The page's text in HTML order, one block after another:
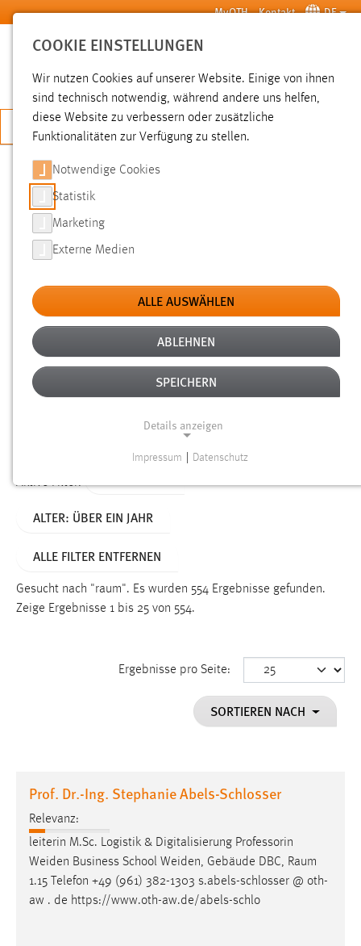
Zum Hauptinhalt springen MyOTH Kontakt DE
SUCHE
JETZT BEWERBEN
SUCHE
FILTER
Typ
Erstellungsdatum
Alter
Aktive Filter:
ALTER: ÜBER EIN JAHR
ALLE FILTER ENTFERNEN
Gesucht nach "raum". Es wurden 554 Ergebnisse gefunden.
Zeige Ergebnisse 1 bis 25 von 554.
Ergebnisse pro Seite:
SORTIEREN NACH
Prof. Dr.-Ing. Stephanie Abels-Schlosser
Relevanz:
leiterin M.Sc. Logistik & Digitalisierung Professorin
Weiden Business School Weiden, Gebäude DBC, Raum
1.15 Telefon +49 (961) 382-1303 s.abels-schlosser @ oth-
aw . de https://www.oth-aw.de/abels-schlo
COOKIE EINSTELLUNGEN
Wir nutzen Cookies auf unserer Website. Einige von ihnen
sind technisch notwendig, während andere uns helfen,
diese Website zu verbessern oder zusätzliche
Funktionalitäten zur Verfügung zu stellen.
Notwendige Cookies
Statistik
Marketing
Externe Medien
ALLE AUSWÄHLEN
ABLEHNEN
SPEICHERN
Details anzeigen
Funktionen und sind für die einwandfreie Funktion der
Name:
Dieser Cookie speichert die ausgewählten Einverständnis-
Performance
Name:
staticfilecache
Zweck:
Für performante Seitenauslieferung wird in diesem Cookie
gespeichert, ob man eingeloggt ist.
Impressum Datenschutz